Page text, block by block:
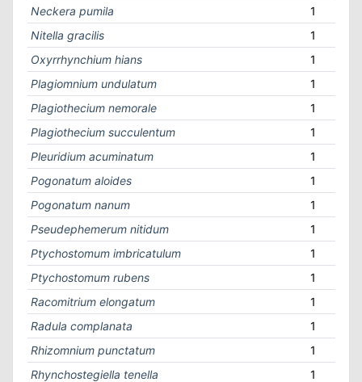
Neckera pumila
1
Nitella gracilis
1
Oxyrrhynchium hians
1
Plagiomnium undulatum
1
Plagiothecium nemorale
1
Plagiothecium succulentum
1
Pleuridium acuminatum
1
Pogonatum aloides
1
Pogonatum nanum
1
Pseudephemerum nitidum
1
Ptychostomum imbricatulum
1
Ptychostomum rubens
1
Racomitrium elongatum
1
Radula complanata
1
Rhizomnium punctatum
1
Rhynchostegiella tenella
1